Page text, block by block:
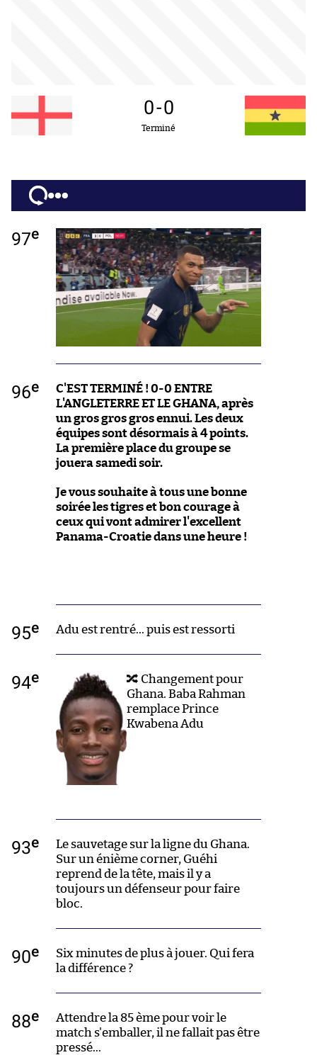
0-0
Terminé
97e
96e
C'EST TERMINÉ ! 0-0 ENTRE
L'ANGLETERRE ET LE GHANA, après
un gros gros gros ennui. Les deux
équipes sont désormais à 4 points.
La première place du groupe se
jouera samedi soir.
Je vous souhaite à tous une bonne
soirée les tigres et bon courage à
ceux qui vont admirer l'excellent
Panama-Croatie dans une heure !
95e Adu est rentré... puis est ressorti
94e
🔀 Changement pour
Ghana. Baba Rahman
remplace Prince
Kwabena Adu
93e
Le sauvetage sur la ligne du Ghana.
Sur un énième corner, Guéhi
reprend de la tête, mais il y a
toujours un défenseur pour faire
bloc.
90e
Six minutes de plus à jouer. Qui fera
la différence ?
88e
Attendre la 85 ème pour voir le
match s'emballer, il ne fallait pas être
pressé...